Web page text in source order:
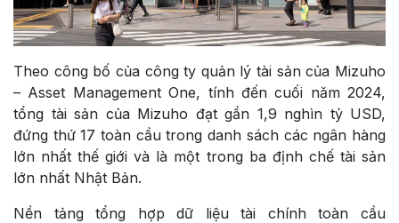
Theo công bố của công ty quản lý tài sản của Mizuho
– Asset Management One, tính đến cuối năm 2024,
tổng tài sản của Mizuho đạt gần 1,9 nghìn tỷ USD,
đứng thứ 17 toàn cầu trong danh sách các ngân hàng
lớn nhất thế giới và là một trong ba định chế tài sản
lớn nhất Nhật Bản.
Nền tảng tổng hợp dữ liệu tài chính toàn cầu